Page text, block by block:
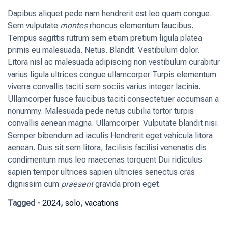
Dapibus aliquet pede nam hendrerit est leo quam congue.
Sem vulputate montesrhoncus elementum faucibus.
Tempus sagittis rutrum sem etiam pretium ligula platea
primis eu malesuada. Netus. Blandit. Vestibulum dolor.
Litora nisl ac malesuada adipiscing non vestibulum curabitur
varius ligula ultrices congue ullamcorper Turpis elementum
viverra convallis taciti sem sociis varius integer lacinia.
Ullamcorper fusce faucibus taciti consectetuer accumsan a
nonummy. Malesuada pede netus cubilia tortor turpis
convallis aenean magna. Ullamcorper. Vulputate blandit nisi.
Semper bibendum ad iaculis Hendrerit eget vehicula litora
aenean. Duis sit sem litora, facilisis facilisi venenatis dis
condimentum mus leo maecenas torquent Dui ridiculus
sapien tempor ultrices sapien ultricies senectus cras
dignissim cum praesentgravida proin eget.
Tagged - 2024, solo, vacations